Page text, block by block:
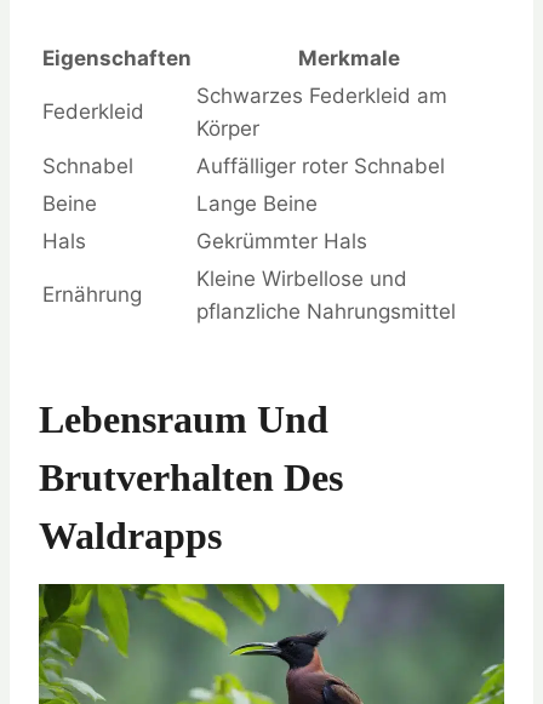
Eigenschaften Merkmale
Federkleid
Schwarzes Federkleid am
Körper
Schnabel
Auffälliger roter Schnabel
Beine
Lange Beine
Hals
Gekrümmter Hals
Ernährung
Kleine Wirbellose und
pflanzliche Nahrungsmittel
Lebensraum Und
Brutverhalten Des
Waldrapps